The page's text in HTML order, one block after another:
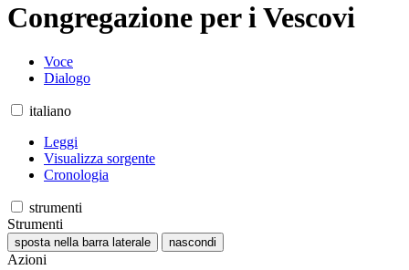
Congregazione per i Vescovi
Voce
Dialogo
italiano
Leggi
Visualizza sorgente
Cronologia
strumenti
Strumenti
sposta nella barra laterale nascondi
Azioni